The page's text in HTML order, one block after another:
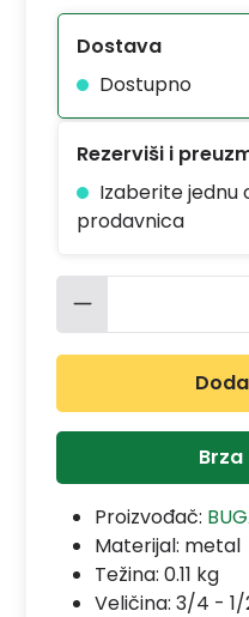
Dostava
Dostupno
Rezerviši i
Izaberite jednu
prodavnica
Količina
Proizvođač:
Materijal: metal
Težina: 0.11 kg
Veličina: 3/4 - 1/